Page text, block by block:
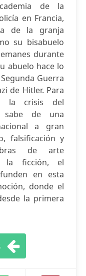
de la
en Francia,
de la granja
su bisabuelo
durante
abuelo hace lo
Guerra
de Hitler. Para
la crisis del
sabe de una
a gran
falsificación y
de arte
la ficción, el
en esta
donde el
la primera